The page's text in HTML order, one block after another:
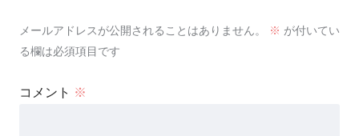
メールアドレスが公開されることはありません。 ※ が付いてい
る欄は必須項目です
コメント ※